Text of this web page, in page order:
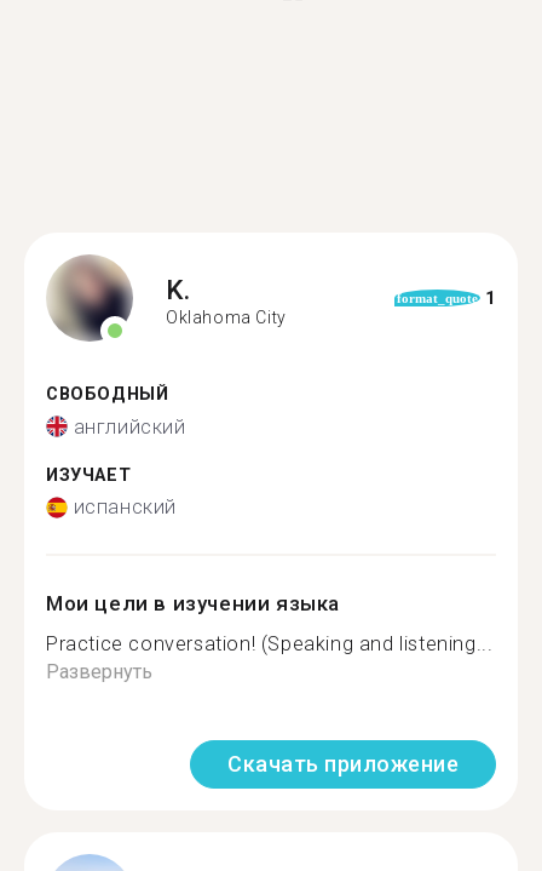
K.
Oklahoma City
format_quote 1
СВОБОДНЫЙ
английский
ИЗУЧАЕТ
испанский
Мои цели в изучении языка
Practice conversation! (Speaking and listening...
Развернуть
Скачать приложение